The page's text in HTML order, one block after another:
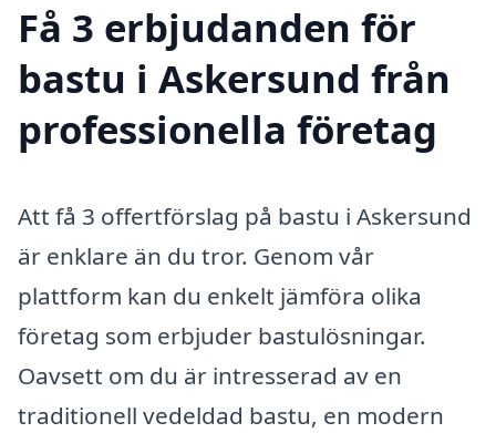
Få 3 erbjudanden för
bastu i Askersund från
professionella företag
Att få 3 offertförslag på bastu i Askersund
är enklare än du tror. Genom vår
plattform kan du enkelt jämföra olika
företag som erbjuder bastulösningar.
Oavsett om du är intresserad av en
traditionell vedeldad bastu, en modern